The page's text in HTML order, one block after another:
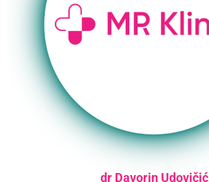
dr Davorin Udovičić